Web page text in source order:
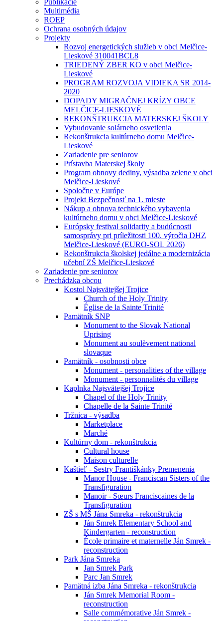
Publikácie
Multimédia
ROEP
Ochrana osobných údajov
Projekty
Rozvoj energetických služieb v obci Melčice-
Lieskové 310041BCL8
TRIEDENÝ ZBER KO v obci Melčice-
Lieskové
PROGRAM ROZVOJA VIDIEKA SR 2014-
2020
DOPADY MIGRAČNEJ KRÍZY OBCE
MELČICE-LIESKOVÉ
REKONŠTRUKCIA MATERSKEJ ŠKOLY
Vybudovanie solárneho osvetlenia
Rekonštrukcia kultúrneho domu Melčice-
Lieskové
Zariadenie pre seniorov
Prístavba Materskej školy
Program obnovy dediny, výsadba zelene v obci
Melčice-Lieskové
Spoločne v Európe
Projekt Bezpečnosť na 1. mieste
Nákup a obnova technického vybavenia
kultúrneho domu v obci Melčice-Lieskové
Európsky festival solidarity a budúcnosti
samosprávy pri príležitosti 100. výročia DHZ
Melčice-Lieskové (EURO-SOL 2026)
Rekonštrukcia školskej jedálne a modernizácia
učební ZŠ Melčice-Lieskové
Zariadenie pre seniorov
Prechádzka obcou
Kostol Najsvätejšej Trojice
Church of the Holy Trinity
Église de la Sainte Trinité
Pamätník SNP
Monument to the Slovak National
Uprising
Monument au soulèvement national
slovaque
Pamätník - osobnosti obce
Monument - personalities of the village
Monument - personnalités du village
Kaplnka Najsvätejšej Trojice
Chapel of the Holy Trinity
Chapelle de la Sainte Trinité
Tržnica - výsadba
Marketplace
Marché
Kultúrny dom - rekonštrukcia
Cultural house
Maison culturelle
Kaštieľ - Sestry Františkánky Premenenia
Manor House - Franciscan Sisters of the
Transfiguration
Manoir - Sœurs Franciscaines de la
Transfiguration
ZŠ s MŠ Jána Smreka - rekonštrukcia
Ján Smrek Elementary School and
Kindergarten - reconstruction
École primaire et maternelle Ján Smrek -
reconstruction
Park Jána Smreka
Jan Smrek Park
Parc Jan Smrek
Pamätná izba Jána Smreka - rekonštrukcia
Ján Smrek Memorial Room -
reconstruction
Salle commémorative Ján Smrek -